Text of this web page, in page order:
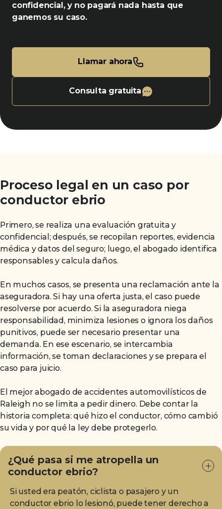
confidencial, y no pagará nada hasta que
ganemos su caso.
Llamar ahora
Consulta gratuita
Proceso legal en un caso por
conductor ebrio
Primero, se realiza una evaluación gratuita y
confidencial; después, se recopilan reportes, evidencia
médica y datos del seguro; luego, el abogado identifica
responsables y calcula daños.
En muchos casos, se presenta una reclamación ante la
aseguradora. Si hay una oferta justa, el caso puede
resolverse por acuerdo. Si la aseguradora niega
responsabilidad, minimiza lesiones o ignora los daños
punitivos, puede ser necesario presentar una
demanda. En ese escenario, se intercambia
información, se toman declaraciones y se prepara el
caso para juicio.
El mejor abogado de accidentes automovilísticos de
Raleigh no se limita a pedir dinero. Debe contar la
historia completa: qué hizo el conductor, cómo cambió
su vida y por qué la ley debe protegerlo.
¿Qué pasa si me atropella un
conductor ebrio?
Si usted era peatón, ciclista o pasajero y un
conductor ebrio lo lesionó, puede tener derecho a